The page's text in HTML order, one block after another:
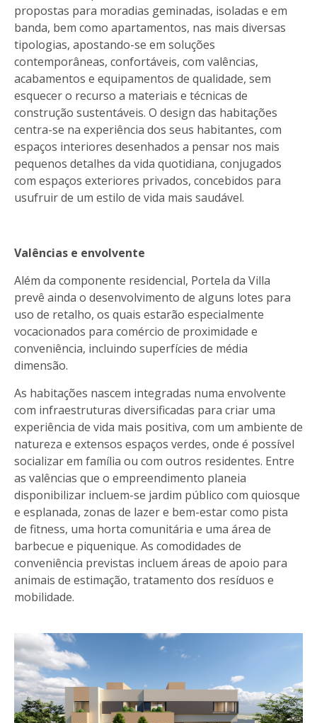
propostas para moradias geminadas, isoladas e em
banda, bem como apartamentos, nas mais diversas
tipologias, apostando-se em soluções
contemporâneas, confortáveis, com valências,
acabamentos e equipamentos de qualidade, sem
esquecer o recurso a materiais e técnicas de
construção sustentáveis. O design das habitações
centra-se na experiência dos seus habitantes, com
espaços interiores desenhados a pensar nos mais
pequenos detalhes da vida quotidiana, conjugados
com espaços exteriores privados, concebidos para
usufruir de um estilo de vida mais saudável.
Valências e envolvente
Além da componente residencial, Portela da Villa
prevê ainda o desenvolvimento de alguns lotes para
uso de retalho, os quais estarão especialmente
vocacionados para comércio de proximidade e
conveniência, incluindo superfícies de média
dimensão.
As habitações nascem integradas numa envolvente
com infraestruturas diversificadas para criar uma
experiência de vida mais positiva, com um ambiente de
natureza e extensos espaços verdes, onde é possível
socializar em família ou com outros residentes. Entre
as valências que o empreendimento planeia
disponibilizar incluem-se jardim público com quiosque
e esplanada, zonas de lazer e bem-estar como pista
de fitness, uma horta comunitária e uma área de
barbecue e piquenique. As comodidades de
conveniência previstas incluem áreas de apoio para
animais de estimação, tratamento dos resíduos e
mobilidade.